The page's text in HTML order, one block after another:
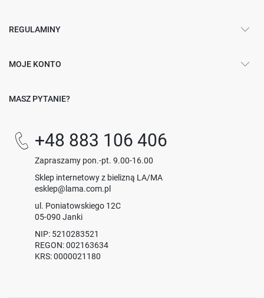
REGULAMINY
MOJE KONTO
MASZ PYTANIE?
+48 883 106 406
Zapraszamy pon.-pt. 9.00-16.00
Sklep internetowy z bielizną LA/MA
esklep@lama.com.pl
ul. Poniatowskiego 12C
05-090 Janki
NIP: 5210283521
REGON: 002163634
KRS: 0000021180